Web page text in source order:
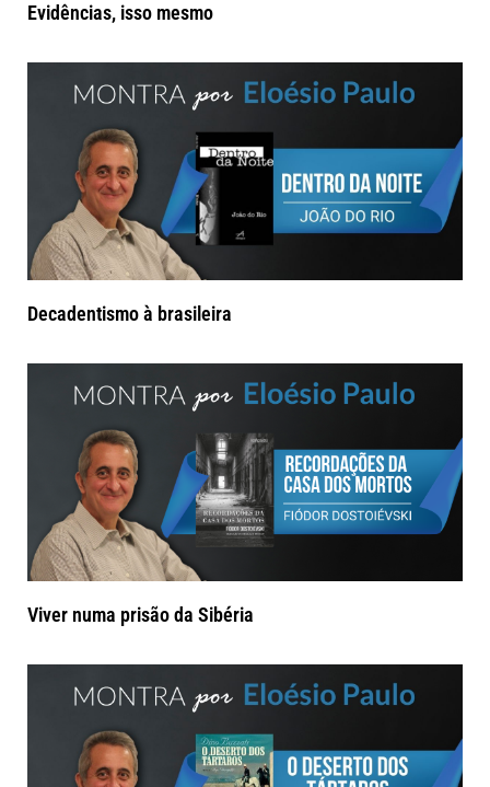
Evidências, isso mesmo
Decadentismo à brasileira
Viver numa prisão da Sibéria